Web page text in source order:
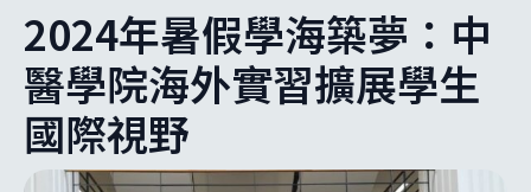
2024年暑假學海築夢：中
醫學院海外實習擴展學生
國際視野